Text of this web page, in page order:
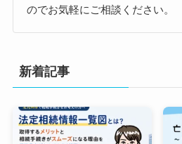
のでお気軽にご相談ください。
新着記事